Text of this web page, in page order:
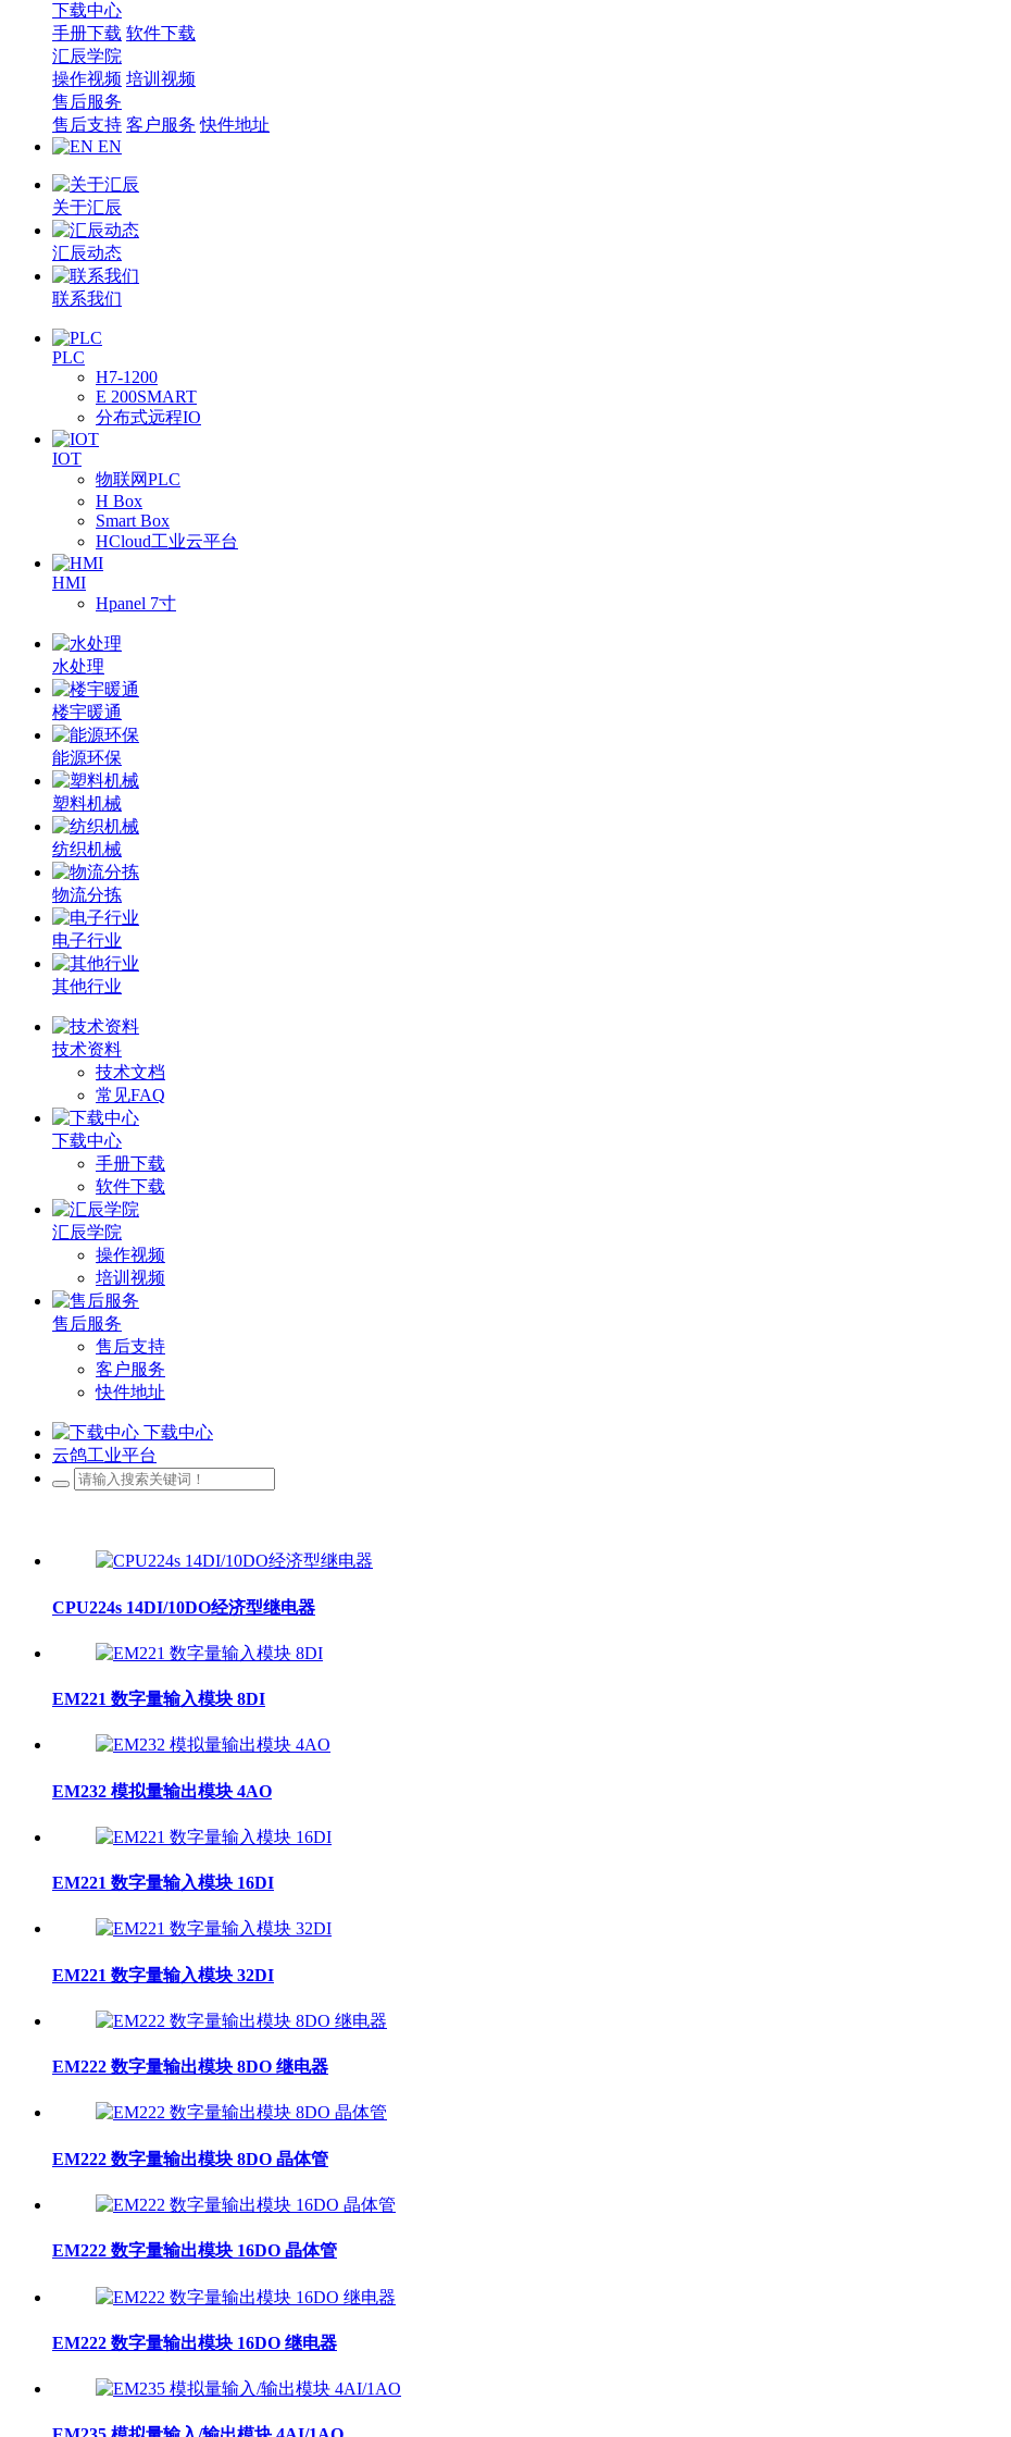
下载中心
手册下载 软件下载
汇辰学院
操作视频 培训视频
售后服务
售后支持 客户服务 快件地址
EN
关于汇辰
汇辰动态
联系我们
PLC
H7-1200
E 200SMART
分布式远程IO
IOT
物联网PLC
H Box
Smart Box
HCloud工业云平台
HMI
Hpanel 7寸
水处理
楼宇暖通
能源环保
塑料机械
纺织机械
物流分拣
电子行业
其他行业
技术资料
技术文档
常见FAQ
下载中心
手册下载
软件下载
汇辰学院
操作视频
培训视频
售后服务
售后支持
客户服务
快件地址
下载中心
云鸽工业平台
CPU224s 14DI/10DO经济型继电器
EM221 数字量输入模块 8DI
EM232 模拟量输出模块 4AO
EM221 数字量输入模块 16DI
EM221 数字量输入模块 32DI
EM222 数字量输出模块 8DO 继电器
EM222 数字量输出模块 8DO 晶体管
EM222 数字量输出模块 16DO 晶体管
EM222 数字量输出模块 16DO 继电器